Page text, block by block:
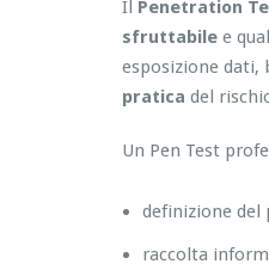
Il Penetration
sfruttabile e
esposizione dati,
pratica del
Un Pen Test
definizione del
raccolta